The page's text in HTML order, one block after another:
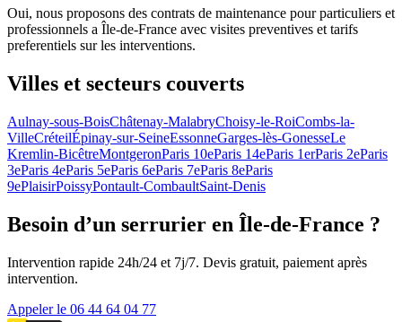
Oui, nous proposons des contrats de maintenance pour particuliers et
professionnels a Île-de-France avec visites preventives et tarifs
preferentiels sur les interventions.
Villes et secteurs couverts
Aulnay-sous-BoisChâtenay-MalabryChoisy-le-RoiCombs-la-
VilleCréteilÉpinay-sur-SeineEssonneGarges-lès-GonesseLe
Kremlin-BicêtreMontgeronParis 10eParis 14eParis 1erParis 2eParis
3eParis 4eParis 5eParis 6eParis 7eParis 8eParis
9ePlaisirPoissyPontault-CombaultSaint-Denis
Besoin d’un serrurier en Île-de-France ?
Intervention rapide 24h/24 et 7j/7. Devis gratuit, paiement après
intervention.
Appeler le 06 44 64 04 77